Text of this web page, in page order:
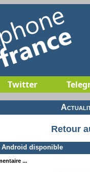
Twitter
Retour
Android disponible
...